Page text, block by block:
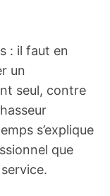
: il faut en
un
seul, contre
s’explique
que